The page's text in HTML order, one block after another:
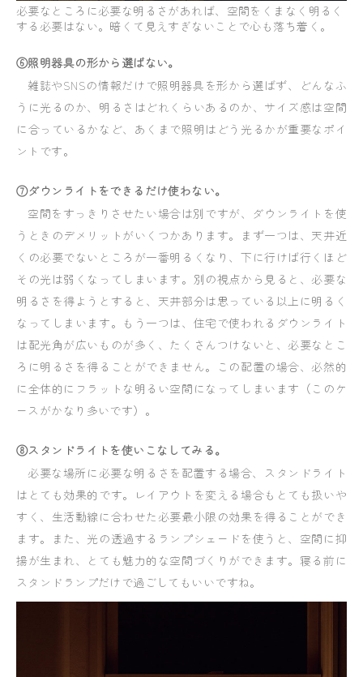
必要なところに必要な明るさがあれば、空間をくまなく明るく
する必要はない。暗くて見えすぎないことで心も落ち着く。
⑥照明器具の形から選ばない。
雑誌やSNSの情報だけで照明器具を形から選ばず、どんなふ
うに光るのか、明るさはどれくらいあるのか、サイズ感は空間
に合っているかなど、あくまで照明はどう光るかが重要なポイ
ントです。
⑦ダウンライトをできるだけ使わない。
空間をすっきりさせたい場合は別ですが、ダウンライトを使
うときのデメリットがいくつかあります。まず一つは、天井近
くの必要でないところが一番明るくなり、下に行けば行くほど
その光は弱くなってしまいます。別の視点から見ると、必要な
明るさを得ようとすると、天井部分は思っている以上に明るく
なってしまいます。もう一つは、住宅で使われるダウンライト
は配光角が広いものが多く、たくさんつけないと、必要なとこ
ろに明るさを得ることができません。この配置の場合、必然的
に全体的にフラットな明るい空間になってしまいます（このケ
ースがかなり多いです）。
⑧スタンドライトを使いこなしてみる。
必要な場所に必要な明るさを配置する場合、スタンドライト
はとても効果的です。レイアウトを変える場合もとても扱いや
すく、生活動線に合わせた必要最小限の効果を得ることができ
ます。また、光の透過するランプシェードを使うと、空間に抑
揚が生まれ、とても魅力的な空間づくりができます。寝る前に
スタンドランプだけで過ごしてもいいですね。